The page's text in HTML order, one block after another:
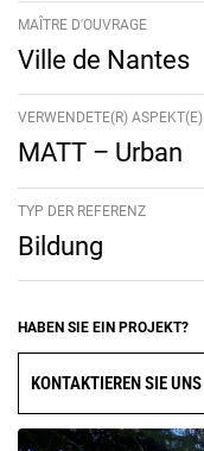
MAÎTRE D'OUVRAGE
Ville de Nantes
VERWENDETE(R) ASPEKT(E)
MATT – Urban
TYP DER REFERENZ
Bildung
HABEN SIE EIN PROJEKT?
KONTAKTIEREN SIE UNS